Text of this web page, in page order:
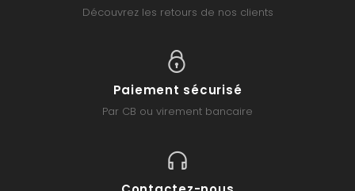
Découvrez les retours de nos clients
Paiement sécurisé
Par CB ou virement bancaire